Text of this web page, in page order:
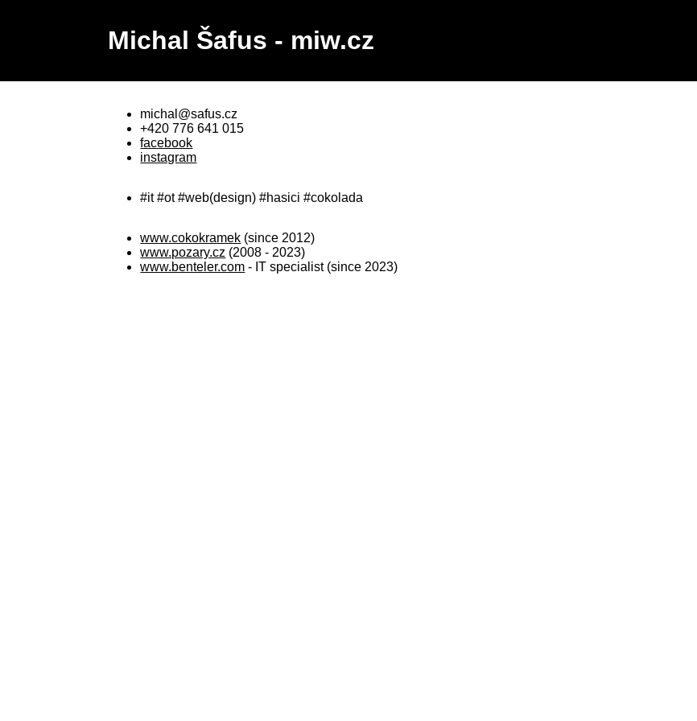
Michal Šafus - miw.cz
michal@safus.cz
+420 776 641 015
facebook
instagram
#it #ot #web(design) #hasici #cokolada
www.cokokramek (since 2012)
www.pozary.cz (2008 - 2023)
www.benteler.com - IT specialist (since 2023)